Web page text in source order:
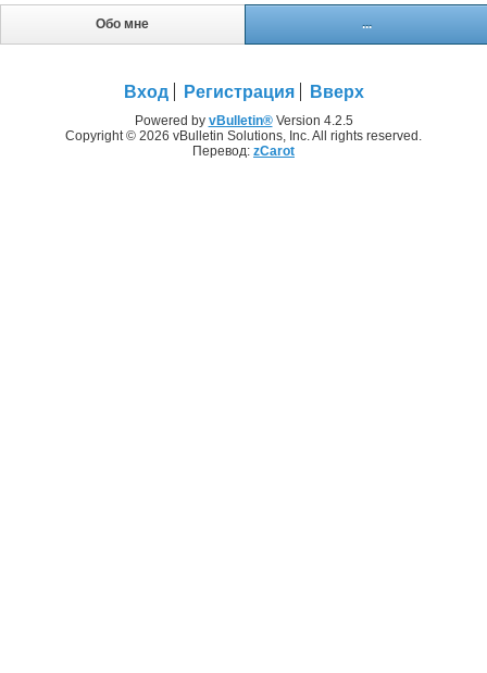
Обо мне ...
Вход Регистрация Вверх
Powered by vBulletin®Version 4.2.5
Copyright © 2026 vBulletin Solutions, Inc. All rights reserved.
Перевод: zCarot